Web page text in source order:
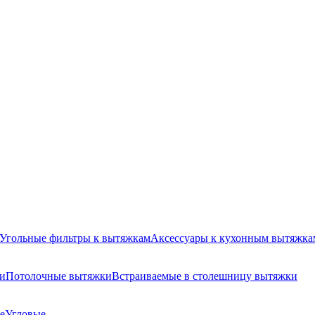
Угольные фильтры к вытяжкамАксессуары к кухонным
Потолочные вытяжкиВстраиваемые в столешницу вытяжки